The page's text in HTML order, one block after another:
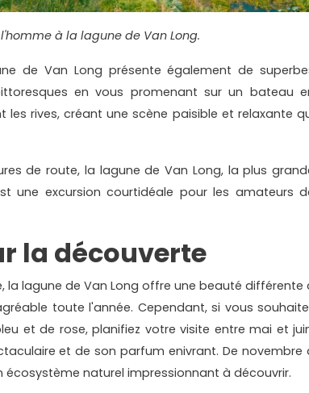
à la lagune de Van Long.
de Van Long présente également de
en vous promenant sur un bateau
rives, créant une scène paisible et relaxante
de route, la lagune de Van Long, la plus
une excursion courtidéale pour les amateurs
la découverte
la lagune de Van Long offre une beauté différente
toute l'année. Cependant, si vous
et de rose, planifiez votre visite entre mai et
et de son parfum enivrant. De novembre
écosystème naturel impressionnant à découvrir.